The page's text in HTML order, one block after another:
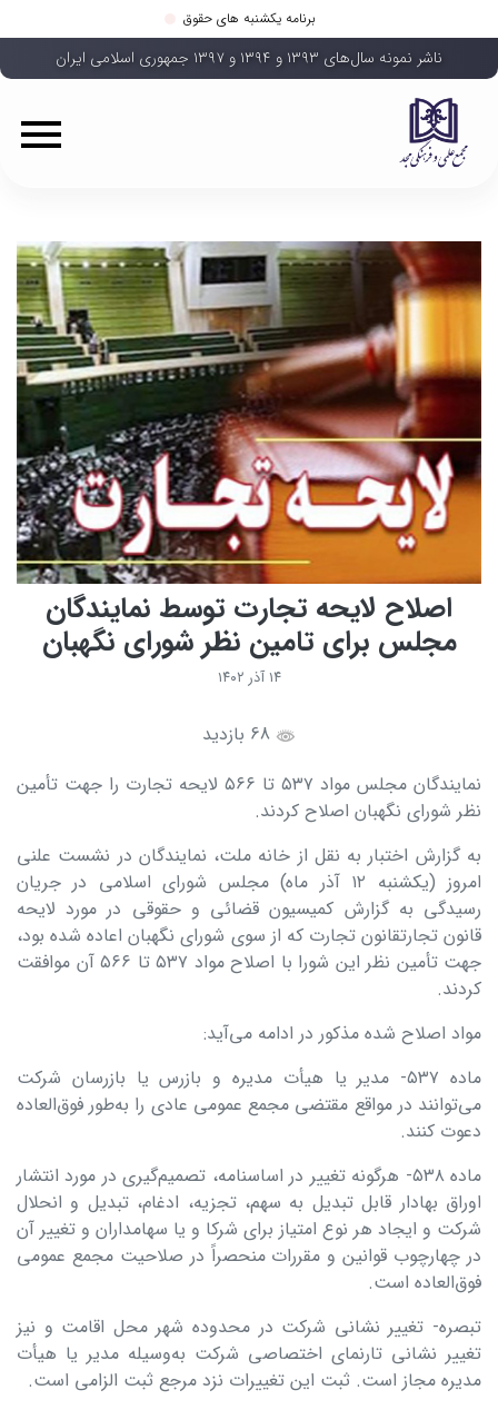
برنامه یکشنبه های حقوق
ناشر نمونه سال‌های ۱۳۹۳ و ۱۳۹۴ و ۱۳۹۷ جمهوری اسلامی ایران
اصلاح لایحه تجارت توسط نمایندگان
مجلس برای تامین نظر شورای نگهبان
۱۴ آذر ۱۴۰۲
نمایندگان مجلس مواد ۵۳۷ تا ۵۶۶ لایحه تجارت را جهت تأمین
نظر شورای نگهبان اصلاح کردند.
به گزارش اختبار به نقل از خانه ملت، نمایندگان در نشست علنی
امروز (یکشنبه ۱۲ آذر ماه) مجلس شورای اسلامی در جریان
رسیدگی به گزارش کمیسیون قضائی و حقوقی در مورد لایحه
قانون تجارتقانون تجارت که از سوی شورای نگهبان اعاده شده بود،
جهت تأمین نظر این شورا با اصلاح مواد ۵۳۷ تا ۵۶۶ آن موافقت
کردند.
مواد اصلاح شده مذکور در ادامه می‌آید:
ماده ۵۳۷- مدیر یا هیأت مدیره و بازرس یا بازرسان شرکت
می‌توانند در مواقع مقتضی مجمع عمومی عادی را به‌طور فوق‌العاده
دعوت کنند.
ماده ۵۳۸- هرگونه تغییر در اساسنامه، تصمیم‌گیری در مورد انتشار
اوراق بهادار قابل تبدیل به سهم، تجزیه، ادغام، تبدیل و انحلال
شرکت و ایجاد هر نوع امتیاز برای شرکا و یا سهامداران و تغییر آن
در چهارچوب قوانین و مقررات منحصراً در صلاحیت مجمع عمومی
فوق‌العاده است.
تبصره- تغییر نشانی شرکت در محدوده شهر محل اقامت و نیز
تغییر نشانی تارنمای اختصاصی شرکت به‌وسیله مدیر یا هیأت
مدیره مجاز است. ثبت این تغییرات نزد مرجع ثبت الزامی است.